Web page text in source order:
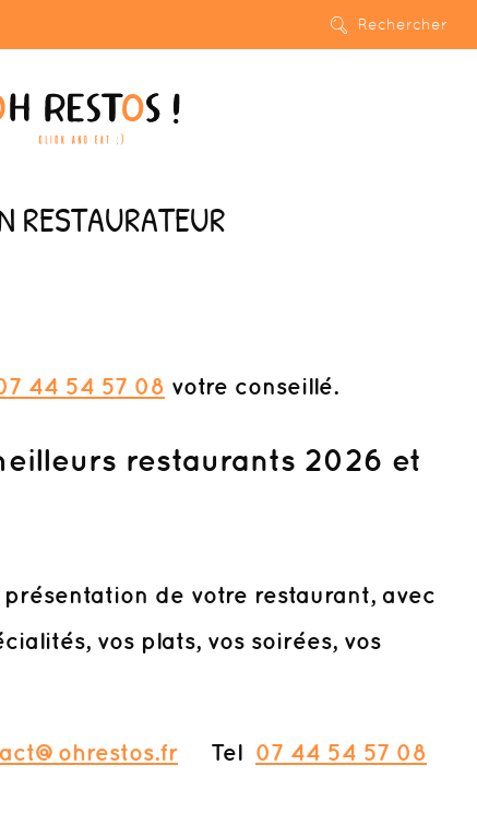
Rechercher
RESTAURATEUR
44 54 57 08 votre conseillé.
restaurants 2026 et
de votre restaurant, avec
vos plats, vos soirées, vos
Tel 07 44 54 57 08